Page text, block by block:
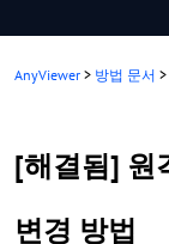
AnyViewer > 방법 문서 >
[해결됨] 원
변경 방법